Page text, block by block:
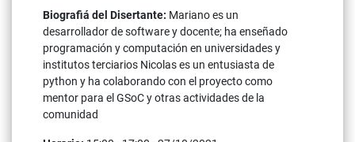
Biografiá del Disertante: Mariano es un
desarrollador de software y docente; ha enseñado
programación y computación en universidades y
institutos terciarios Nicolas es un entusiasta de
python y ha colaborando con el proyecto como
mentor para el GSoC y otras actividades de la
comunidad